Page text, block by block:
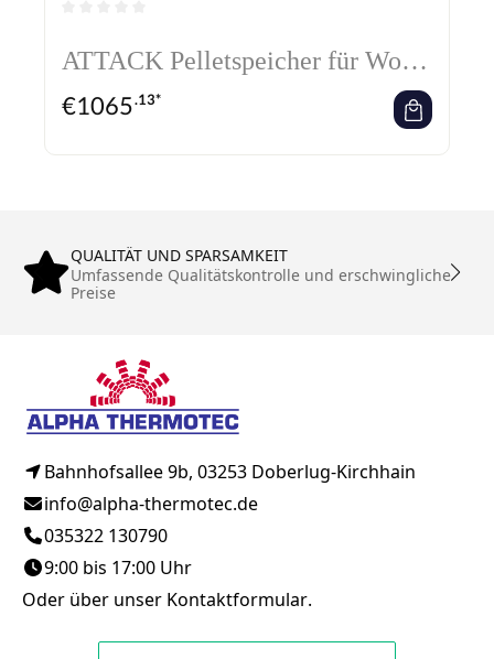
ATTACK Pelletspeicher für Wood
and Pellet
€1065.13*
QUALITÄT UND SPARSAMKEIT
Umfassende Qualitätskontrolle und erschwingliche
Preise
Bahnhofsallee 9b, 03253 Doberlug-Kirchhain
info@alpha-thermotec.de
035322 130790
9:00 bis 17:00 Uhr
Oder über unser Kontaktformular.